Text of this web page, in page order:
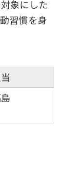
象にした
習慣を身